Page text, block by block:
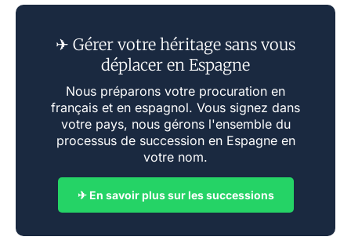
✈ Gérer votre héritage sans vous
déplacer en Espagne
Nous préparons votre procuration en
français et en espagnol. Vous signez dans
votre pays, nous gérons l'ensemble du
processus de succession en Espagne en
votre nom.
✈ En savoir plus sur les successions